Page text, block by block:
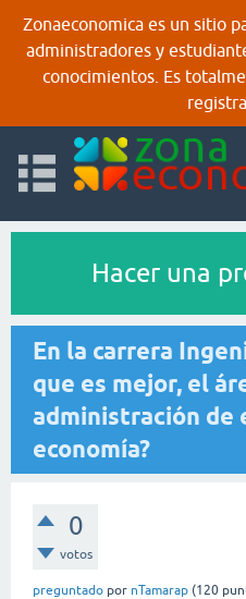
Zonaeconomica es un sitio
administradores y
conocimientos. Es
Hacer una
En la carrera
que es mejor, el
administración de
economía?
0
votos
preguntado por nTamarap (120